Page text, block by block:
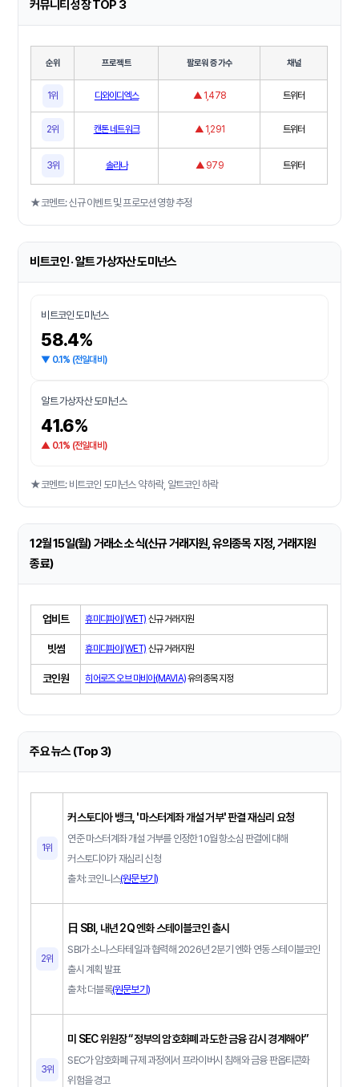
커뮤니티 성장 TOP 3
순위 프로젝트 팔로워 증가수 채널
1위 디와이디엑스 ▲ 1,478 트위터
2위 캔톤 네트워크 ▲ 1,291 트위터
3위 솔라나 ▲ 979 트위터
★코멘트: 신규 이벤트 및 프로모션 영향 추정
비트코인 · 알트 가상자산 도미넌스
비트코인 도미넌스
58.4%
▼ 0.1% (전일대비)
알트 가상자산 도미넌스
41.6%
▲ 0.1% (전일대비)
★코멘트: 비트코인 도미넌스 약 하락, 알트코인 하락
12월 15일(월) 거래소 소식(신규 거래지원, 유의종목 지정, 거래지원
종료)
업비트 휴미디파이(WET) 신규 거래지원
빗썸 휴미디파이(WET) 신규 거래지원
코인원 히어로즈 오브 마비아(MAVIA)유의종목 지정
주요 뉴스 (Top 3)
1위
커스토디아 뱅크, '마스터계좌 개설 거부' 판결 재심리 요청
연준 마스터계좌 개설 거부를 인정한 10월 항소심 판결에 대해
커스토디아가 재심리 신청
출처: 코인니스(원문보기)
2위
日 SBI, 내년 2Q 엔화 스테이블코인 출시
SBI가 소니·스타테일과 협력해 2026년 2분기 엔화 연동 스테이블코인
출시 계획 발표
출처: 더블록(원문보기)
3위
미 SEC 위원장 “정부의 암호화폐 과도한 금융 감시 경계해야”
SEC가 암호화폐 규제 과정에서 프라이버시 침해와 금융 판옵티콘화
위험을 경고